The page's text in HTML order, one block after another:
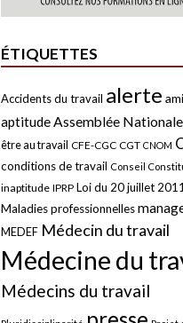
ÉTIQUETTES
Accidents du travail alerte
aptitudeAssemblée Nationale
être au travail CFE-CGC CGT CNOM
conditions de travail Conseil
inaptitude IPRP Loi du 20 juillet 2011
Maladies professionnelles
MEDEF Médecin du travail
Médecine du
Médecins du travail